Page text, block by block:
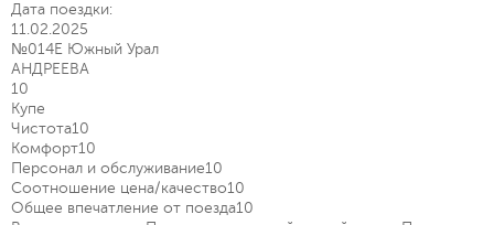
Дата поездки:
11.02.2025
№014Е Южный Урал
АНДРЕЕВА
10
Купе
Чистота10
Комфорт10
Персонал и обслуживание10
Соотношение цена/качество10
Общее впечатление от поезда10